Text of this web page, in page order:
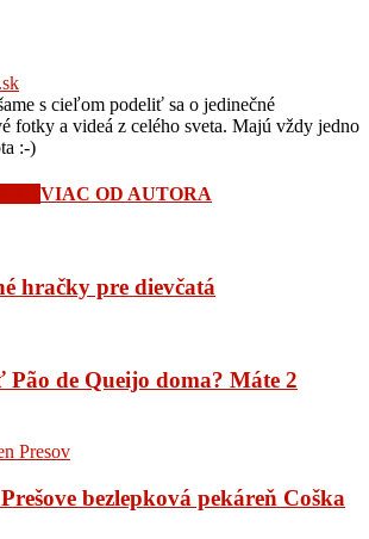
s cieľom podeliť sa o jedinečné
fotky a videá z celého sveta. Majú vždy jedno
:-)
VIAC OD AUTORA
hračky pre dievčatá
de Queijo doma? Máte 2
bezlepková pekáreň Coška